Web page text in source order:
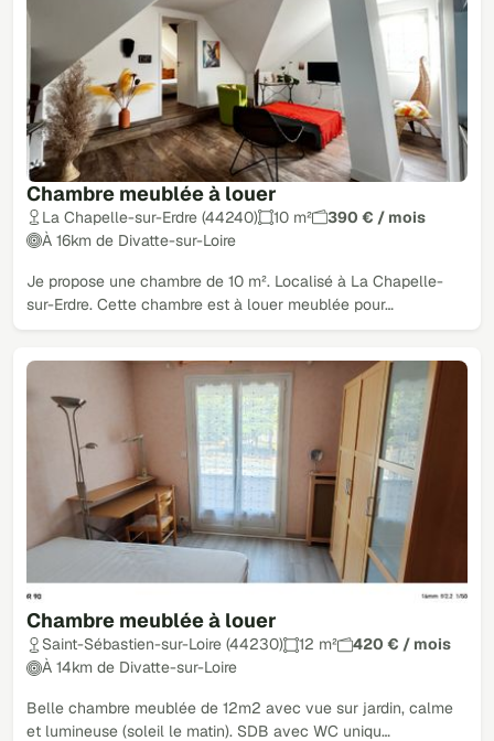
Chambre meublée à louer
La Chapelle-sur-Erdre (44240) 10 m²
390 € / mois
À 16km de Divatte-sur-Loire
Je propose une chambre de 10 m². Localisé à La Chapelle-
sur-Erdre. Cette chambre est à louer meublée pour…
Chambre meublée à louer
Saint-Sébastien-sur-Loire (44230) 12 m²
420 € / mois
À 14km de Divatte-sur-Loire
Belle chambre meublée de 12m2 avec vue sur jardin, calme
et lumineuse (soleil le matin). SDB avec WC uniqu…